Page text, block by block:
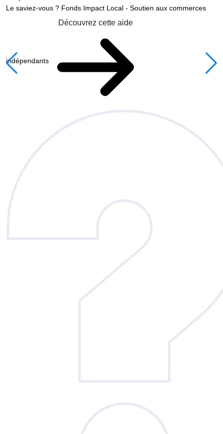
Le saviez-vous ? Fonds Impact Local - Soutien aux commerces
indépendants
Découvrez cette aide